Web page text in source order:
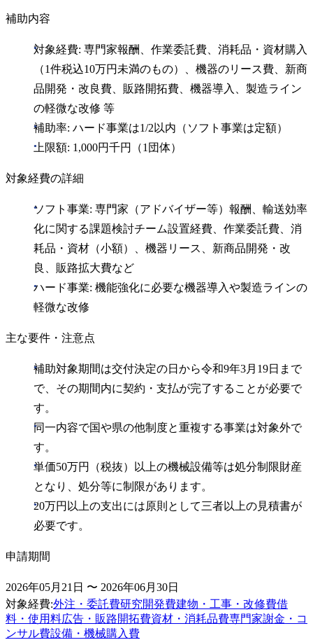
補助内容
対象経費: 専門家報酬、作業委託費、消耗品・資材購入
（1件税込10万円未満のもの）、機器のリース費、新商
品開発・改良費、販路開拓費、機器導入、製造ライン
の軽微な改修 等
補助率: ハード事業は1/2以内（ソフト事業は定額）
上限額: 1,000円千円（1団体）
対象経費の詳細
ソフト事業: 専門家（アドバイザー等）報酬、輸送効率
化に関する課題検討チーム設置経費、作業委託費、消
耗品・資材（小額）、機器リース、新商品開発・改
良、販路拡大費など
ハード事業: 機能強化に必要な機器導入や製造ラインの
軽微な改修
主な要件・注意点
補助対象期間は交付決定の日から令和9年3月19日まで
で、その期間内に契約・支払が完了することが必要で
す。
同一内容で国や県の他制度と重複する事業は対象外で
す。
単価50万円（税抜）以上の機械設備等は処分制限財産
となり、処分等に制限があります。
20万円以上の支出には原則として三者以上の見積書が
必要です。
申請期間
2026年05月21日 〜 2026年06月30日
対象経費:外注・委託費研究開発費建物・工事・改修費借
料・使用料広告・販路開拓費資材・消耗品費専門家謝金・コ
ンサル費設備・機械購入費